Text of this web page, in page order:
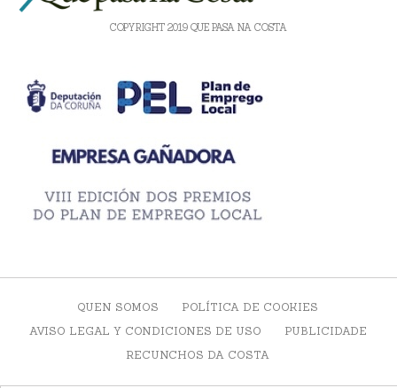
COPYRIGHT 2019 QUE PASA NA COSTA
QUEN SOMOS
POLÍTICA DE COOKIES
AVISO LEGAL Y CONDICIONES DE USO
PUBLICIDADE
RECUNCHOS DA COSTA